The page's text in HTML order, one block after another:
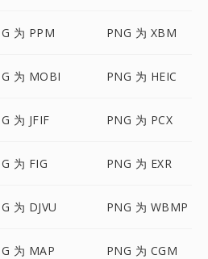
为 PPM PNG 为 XBM
为 MOBI PNG 为 HEIC
为 JFIF PNG 为 PCX
为 FIG PNG 为 EXR
为 DJVU PNG 为 WBMP
为 MAP PNG 为 CGM